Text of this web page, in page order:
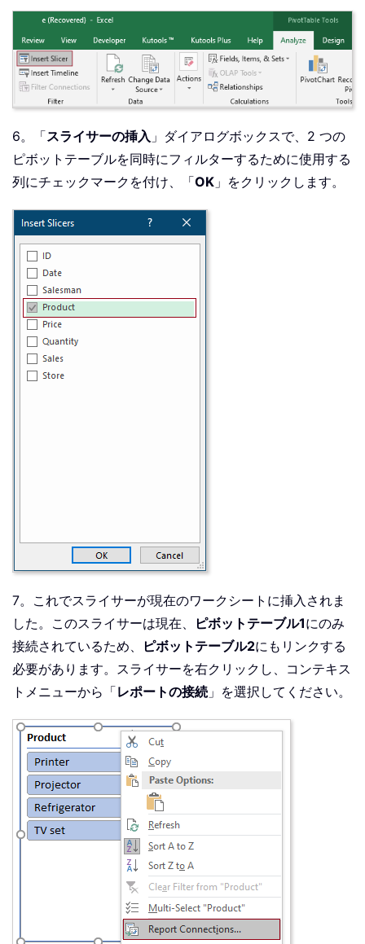
6。「スライサーの挿入 」ダイアログボックスで、2 つの
ピボットテーブルを同時にフィルターするために使用する
列にチェックマークを付け、「OK 」をクリックします。
7。これでスライサーが現在のワークシートに挿入されま
した。このスライサーは現在、
ピボットテーブル1にのみ
接続されているため、
ピボットテーブル2にもリンクする
必要があります。スライサーを右クリックし、コンテキス
トメニューから「レポートの接続 」を選択してください。